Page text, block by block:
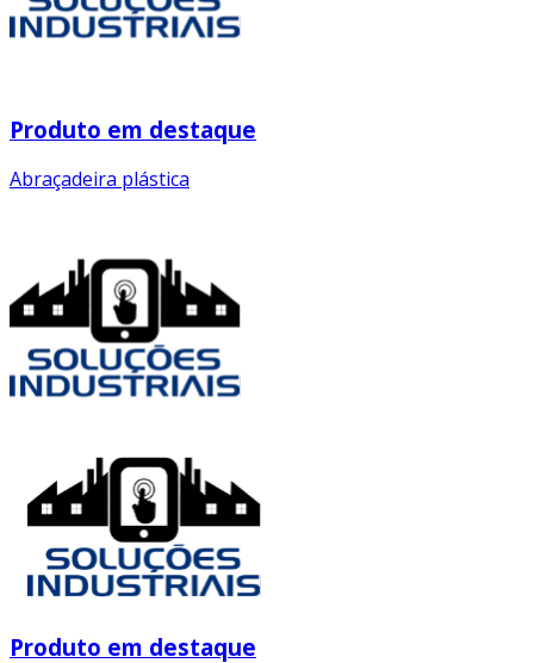
Produto em destaque
Abraçadeira plástica
Produto em destaque